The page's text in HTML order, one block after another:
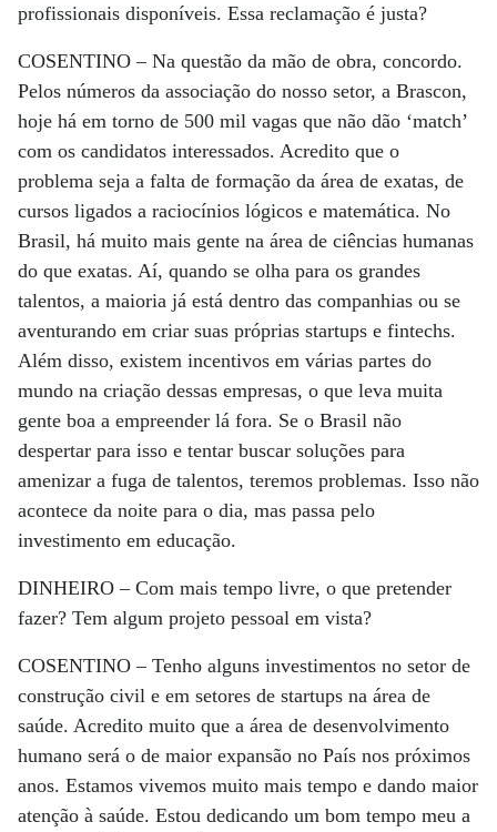
profissionais disponíveis. Essa reclamação é justa?
COSENTINO –Na questão da mão de obra, concordo.
Pelos números da associação do nosso setor, a Brascon,
hoje há em torno de 500 mil vagas que não dão ‘match’
com os candidatos interessados. Acredito que o
problema seja a falta de formação da área de exatas, de
cursos ligados a raciocínios lógicos e matemática. No
Brasil, há muito mais gente na área de ciências humanas
do que exatas. Aí, quando se olha para os grandes
talentos, a maioria já está dentro das companhias ou se
aventurando em criar suas próprias startups e fintechs.
Além disso, existem incentivos em várias partes do
mundo na criação dessas empresas, o que leva muita
gente boa a empreender lá fora. Se o Brasil não
despertar para isso e tentar buscar soluções para
amenizar a fuga de talentos, teremos problemas. Isso não
acontece da noite para o dia, mas passa pelo
investimento em educação.
DINHEIRO –Com mais tempo livre, o que pretender
fazer? Tem algum projeto pessoal em vista?
COSENTINO –Tenho alguns investimentos no setor de
construção civil e em setores de startups na área de
saúde. Acredito muito que a área de desenvolvimento
humano será o de maior expansão no País nos próximos
anos. Estamos vivemos muito mais tempo e dando maior
atenção à saúde. Estou dedicando um bom tempo meu a